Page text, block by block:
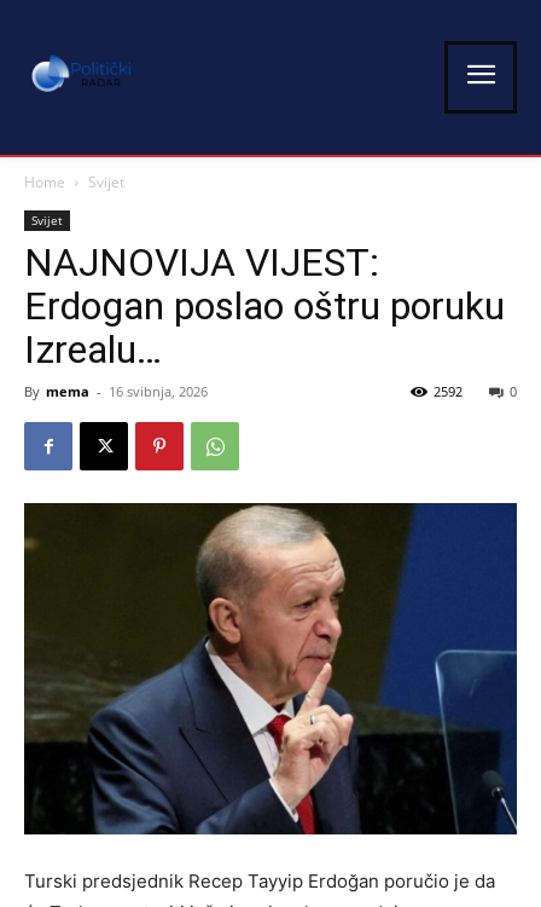
Home Svijet
Svijet
NAJNOVIJA VIJEST:
Erdogan poslao oštru poruku
Izrealu…
By mema - 16 svibnja, 2026 0
2592
Turski predsjednik Recep Tayyip Erdoğan poručio je da